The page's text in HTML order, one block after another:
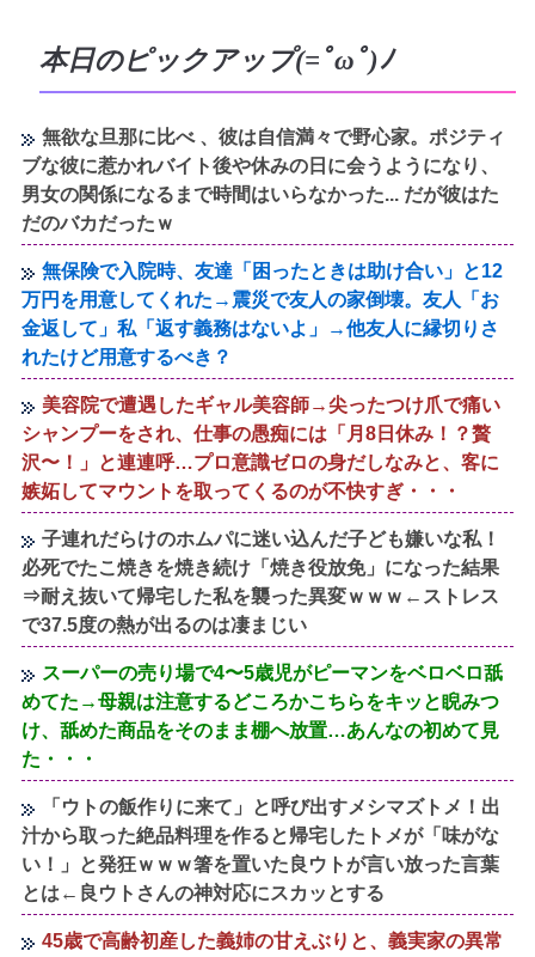
本日のピックアップ(=ﾟωﾟ)ﾉ
無欲な旦那に比べ 、彼は自信満々で野心家。ポジティ
ブな彼に惹かれバイト後や休みの日に会うようになり、
男女の関係になるまで時間はいらなかった... だが彼はた
だのバカだったｗ
無保険で入院時、友達「困ったときは助け合い」と12
万円を用意してくれた→震災で友人の家倒壊。友人「お
金返して」私「返す義務はないよ」→他友人に縁切りさ
れたけど用意するべき？
美容院で遭遇したギャル美容師→尖ったつけ爪で痛い
シャンプーをされ、仕事の愚痴には「月8日休み！？贅
沢〜！」と連連呼…プロ意識ゼロの身だしなみと、客に
嫉妬してマウントを取ってくるのが不快すぎ・・・
子連れだらけのホムパに迷い込んだ子ども嫌いな私！
必死でたこ焼きを焼き続け「焼き役放免」になった結果
⇒耐え抜いて帰宅した私を襲った異変ｗｗｗ←ストレス
で37.5度の熱が出るのは凄まじい
スーパーの売り場で4〜5歳児がピーマンをベロベロ舐
めてた→母親は注意するどころかこちらをキッと睨みつ
け、舐めた商品をそのまま棚へ放置…あんなの初めて見
た・・・
「ウトの飯作りに来て」と呼び出すメシマズトメ！出
汁から取った絶品料理を作ると帰宅したトメが「味がな
い！」と発狂ｗｗｗ箸を置いた良ウトが言い放った言葉
とは←良ウトさんの神対応にスカッとする
45歳で高齢初産した義姉の甘えぶりと、義実家の異常